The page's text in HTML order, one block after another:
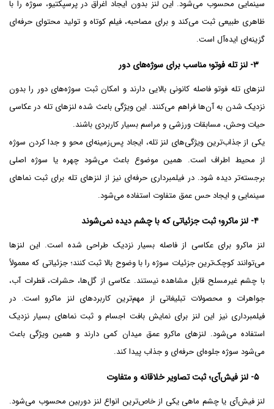
سینمایی محسوب می‌شود. این لنز بدون ایجاد اغراق در پرسپکتیو، سوژه را با
ظاهری طبیعی ثبت می‌کند و برای مصاحبه، فیلم کوتاه و تولید محتوای حرفه‌ای
گزینه‌ای ایده‌آل است.
۳- لنز تله فوتو؛ مناسب برای سوژه‌های دور
لنزهای تله فوتو فاصله کانونی بالایی دارند و امکان ثبت سوژه‌های دور را بدون
نزدیک شدن به آن‌ها فراهم می‌کنند. این ویژگی باعث شده لنزهای تله در عکاسی
حیات وحش، مسابقات ورزشی و مراسم بسیار کاربردی باشند.
یکی از جذاب‌ترین ویژگی‌های لنز تله، ایجاد پس‌زمینه‌ای محو و جدا کردن سوژه
از محیط اطراف است. همین موضوع باعث می‌شود چهره یا سوژه اصلی
برجسته‌تر دیده شود. در فیلمبرداری حرفه‌ای نیز از لنزهای تله برای ثبت نماهای
سینمایی و ایجاد حس عمق متفاوت استفاده می‌شود.
۴- لنز ماکرو؛ ثبت جزئیاتی که با چشم دیده نمی‌شوند
لنز ماکرو برای عکاسی از فاصله بسیار نزدیک طراحی شده است. این لنزها
می‌توانند کوچک‌ترین جزئیات سوژه را با وضوح بالا ثبت کنند؛ جزئیاتی که معمولاً
با چشم غیرمسلح قابل مشاهده نیستند. عکاسی از گل‌ها، حشرات، قطرات آب،
جواهرات و محصولات تبلیغاتی از مهم‌ترین کاربردهای لنز ماکرو است. در
فیلمبرداری نیز این لنز برای نمایش بافت اجسام و ثبت نماهای بسیار نزدیک
استفاده می‌شود. لنزهای ماکرو عمق میدان کمی دارند و همین ویژگی باعث
می‌شود سوژه جلوه‌ای حرفه‌ای و جذاب پیدا کند.
۵- لنز فیش‌آی؛ ثبت تصاویر خلاقانه و متفاوت
لنز فیش‌آی یا چشم ماهی یکی از خاص‌ترین انواع لنز دوربین محسوب می‌شود.